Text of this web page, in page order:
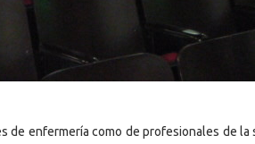
de enfermería como de profesionales de